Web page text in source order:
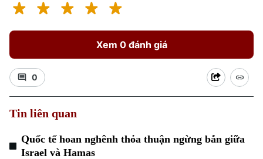
Xem 0 đánh giá
0
Tin liên quan
Quốc tế hoan nghênh thỏa thuận ngừng bắn giữa
Israel và Hamas